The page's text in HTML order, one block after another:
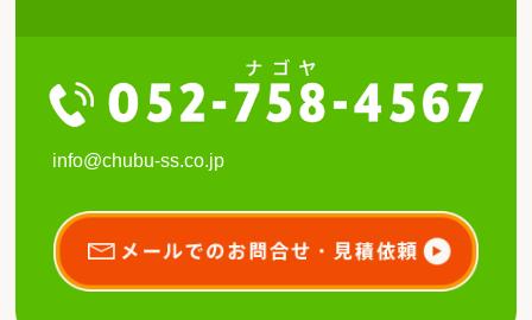
info@chubu-ss.co.jp